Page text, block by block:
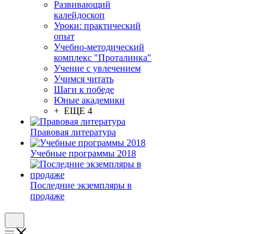
Развивающий
калейдоскоп
Уроки: практический
опыт
Учебно-методический
комплекс "Проталинка"
Учение с увлечением
Учимся читать
Шаги к победе
Юные академики
+ ЕЩЕ 4
Правовая литература
Учебные программы 2018
Последние экземпляры в
продаже